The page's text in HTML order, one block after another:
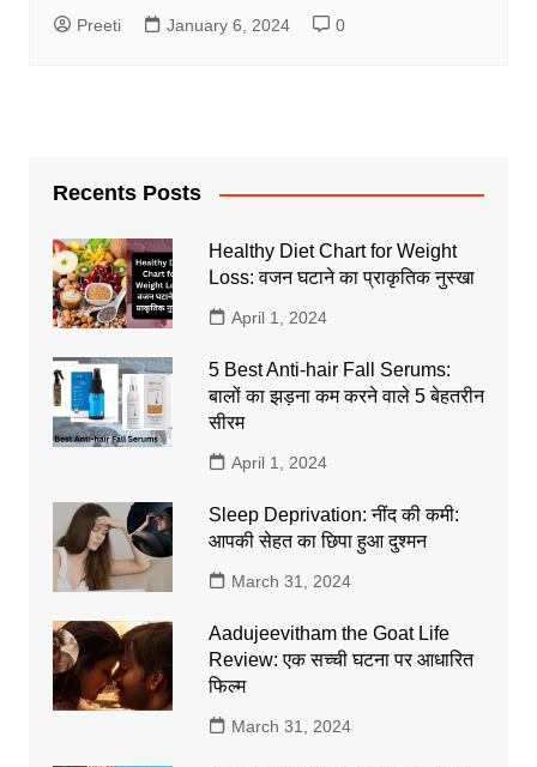
Preeti January 6, 2024 0
Recents Posts
Healthy Diet Chart for Weight
Loss: वजन घटाने का प्राकृतिक नुस्खा
April 1, 2024
5 Best Anti-hair Fall Serums:
बालों का झड़ना कम करने वाले 5 बेहतरीन
सीरम
April 1, 2024
Sleep Deprivation: नींद की कमी:
आपकी सेहत का छिपा हुआ दुश्मन
March 31, 2024
Aadujeevitham the Goat Life
Review: एक सच्ची घटना पर आधारित
फिल्म
March 31, 2024